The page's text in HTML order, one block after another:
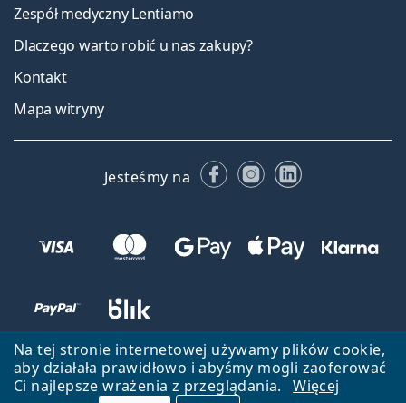
Na tej stronie internetowej używamy plików cookie,
aby działała prawidłowo i abyśmy mogli zaoferować
Ci najlepsze wrażenia z przeglądania.
Więcej
Zespół medyczny Lentiamo
Dlaczego warto robić u nas zakupy?
Kontakt
Mapa witryny
Jesteśmy na FacebookuInstagramie
LinkedIn